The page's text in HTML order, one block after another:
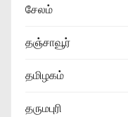
சேலம்
தஞ்சாவூர்
தமிழகம்
தருமபுரி